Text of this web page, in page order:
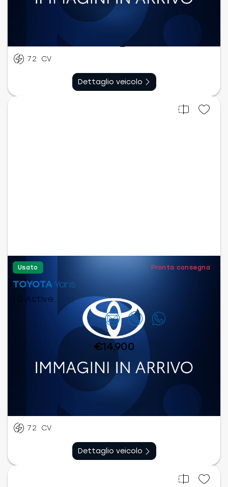
Manuale
km
72 CV
Dettaglio veicolo
Usato Pronta consegna
TOYOTA Yaris
1.0 Active
Contattaci
€14.900
Manuale
km
72 CV
Dettaglio veicolo